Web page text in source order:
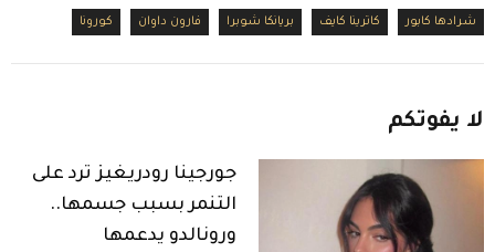
شرادها كابور كاترينا كايف بريانكا شوبرا فارون داوان كورونا
لا يفوتكم
جورجينا رودريغيز ترد على
التنمر بسبب جسمها..
ورونالدو يدعمها